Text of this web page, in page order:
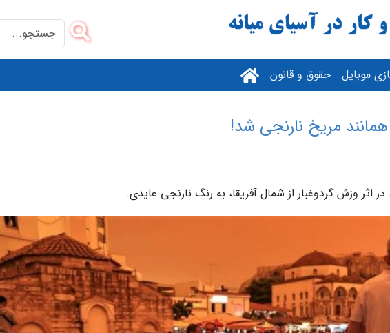
مریخ نارنجی شد!
در اثر وزش گردوغبار از شمال آفریقا، به رنگ نارنجی عایدی.
موبایل حقوق و قانون